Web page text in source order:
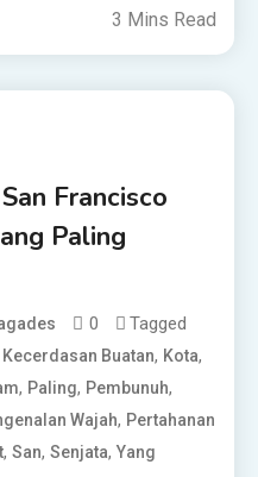
3 Mins Read
Francisco
Paling
0 Tagged
Kecerdasan Buatan, Kota,
, Paling, Pembunuh,
Wajah, Pertahanan
,San,Senjata,Yang